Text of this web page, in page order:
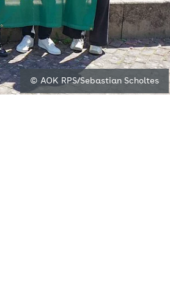
© AOK RPS/Sebastian Scholtes